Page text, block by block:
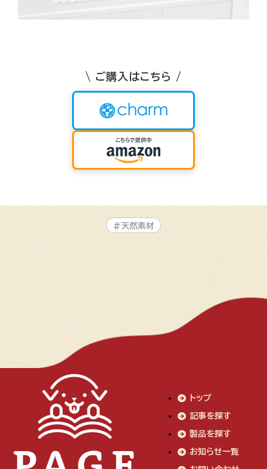
\ ご購入はこちら /
#天然素材
トップ
記事を探す
製品を探す
お知らせ一覧